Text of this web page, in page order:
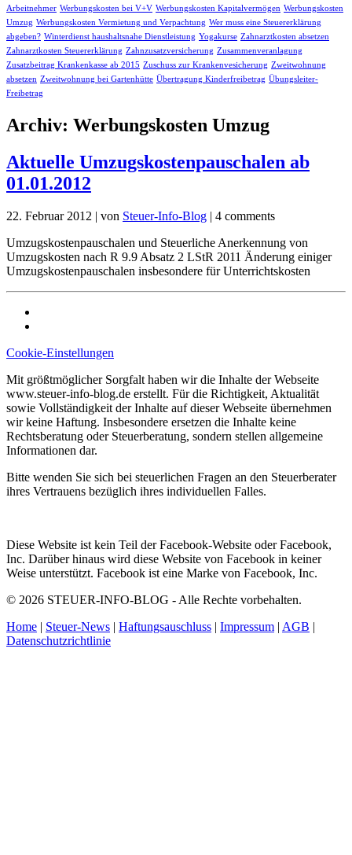
Arbeitnehmer Werbungskosten bei V+V Werbungskosten Kapitalvermögen Werbungskosten
Umzug Werbungskosten Vermietung und Verpachtung Wer muss eine Steuererklärung
abgeben? Winterdienst haushaltsnahe Dienstleistung Yogakurse Zahnarztkosten absetzen
Zahnarztkosten Steuererklärung Zahnzusatzversicherung Zusammenveranlagung
Zusatzbeitrag Krankenkasse ab 2015 Zuschuss zur Krankenvesicherung Zweitwohnung
absetzen Zweitwohnung bei Gartenhütte Übertragung Kinderfreibetrag Übungsleiter-
Freibetrag
Archiv: Werbungskosten Umzug
Aktuelle Umzugskostenpauschalen ab
01.01.2012
22. Februar 2012 | von Steuer-Info-Blog | 4 comments
Umzugskostenpauschalen und Steuerliche Anerkennung von
Umzugskosten nach R 9.9 Absatz 2 LStR 2011 Änderung einiger
Umzugskostenpauschalen insbesondere für Unterrichtskosten
Cookie-Einstellungen
Mit größtmöglicher Sorgfalt haben wir die Inhalte der Webseite
www.steuer-info-blog.de erstellt. Für die Richtigkeit, Aktualität
sowie Vollständigkeit der Inhalte auf dieser Webseite übernehmen
wir keine Haftung. Insbesondere ersetzen die Inhalte keine
Rechtsberatung oder Steuerberatung, sondern stellen allgemeine
Informationen dar.
Bitte wenden Sie sich bei steuerlichen Fragen an den Steuerberater
ihres Vertrauens bezüglich ihres individuellen Falles.
Diese Website ist kein Teil der Facebook-Website oder Facebook,
Inc. Darüber hinaus wird diese Website von Facebook in keiner
Weise unterstützt. Facebook ist eine Marke von Facebook, Inc.
© 2026 STEUER-INFO-BLOG - Alle Rechte vorbehalten.
Home | Steuer-News | Haftungsauschluss | Impressum | AGB |
Datenschutzrichtlinie